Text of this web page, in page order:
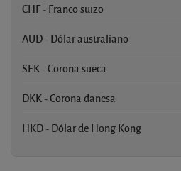
CHF - Franco suizo
AUD - Dólar australiano
SEK - Corona sueca
DKK - Corona danesa
HKD - Dólar de Hong Kong